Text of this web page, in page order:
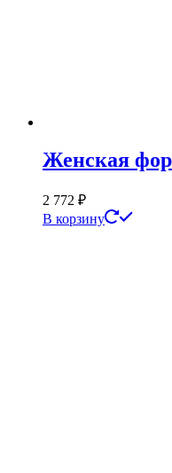
Женская
2 772 ₽
В корзину